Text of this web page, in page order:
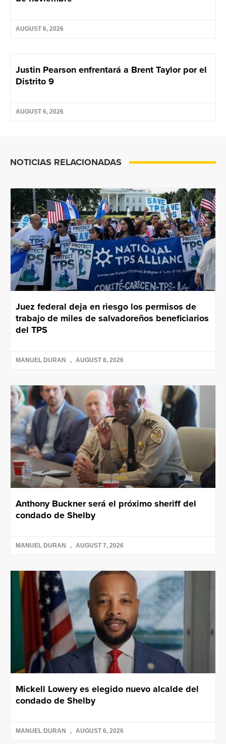
AUGUST 6, 2026
Justin Pearson enfrentará a Brent Taylor por el
Distrito 9
AUGUST 6, 2026
NOTICIAS RELACIONADAS
Juez federal deja en riesgo los permisos de
trabajo de miles de salvadoreños beneficiarios
del TPS
MANUEL DURAN AUGUST 8, 2026
Anthony Buckner será el próximo sheriff del
condado de Shelby
MANUEL DURAN AUGUST 7, 2026
Mickell Lowery es elegido nuevo alcalde del
condado de Shelby
MANUEL DURAN AUGUST 6, 2026